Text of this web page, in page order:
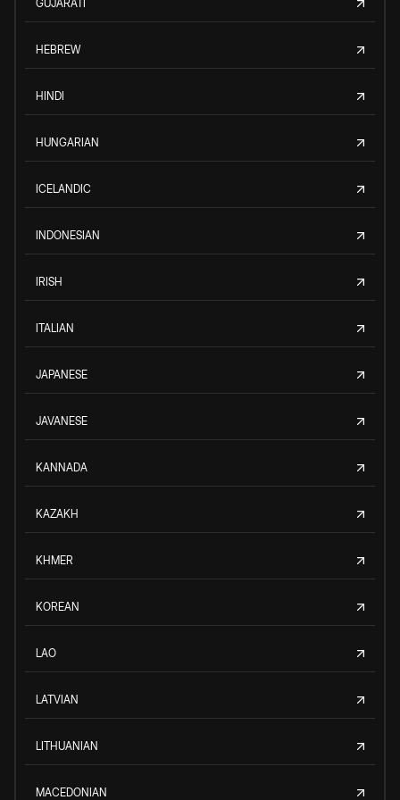
GUJARATI
HEBREW
HINDI
HUNGARIAN
ICELANDIC
INDONESIAN
IRISH
ITALIAN
JAPANESE
JAVANESE
KANNADA
KAZAKH
KHMER
KOREAN
LAO
LATVIAN
LITHUANIAN
MACEDONIAN